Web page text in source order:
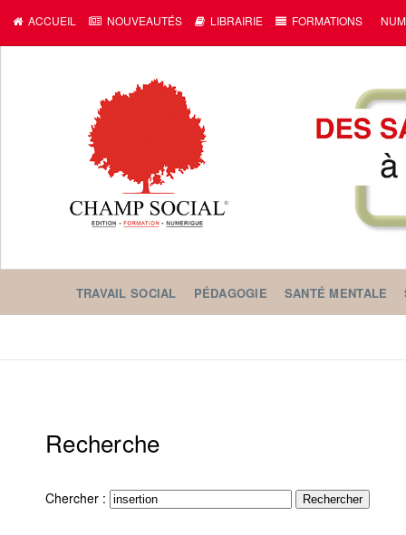
ACCUEIL NOUVEAUTÉS LIBRAIRIE FORMATIONS
TRAVAIL SOCIAL PÉDAGOGIE SANTÉ MENTALE
Recherche
Chercher :